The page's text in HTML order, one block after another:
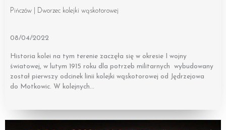
Pińczów | Dworzec kolejki wąskotorowej
08/04/2022
Historia kolei na tym terenie zaczęła się w okresie I wojny
światowej, w lutym 1915 roku dla potrzeb militarnych wybudowany
został pierwszy odcinek linii kolejki wąskotorowej od Jędrzejowa
do Motkowic. W kolejnych…